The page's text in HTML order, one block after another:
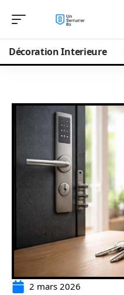
Décoration Interieure
2 mars 2026